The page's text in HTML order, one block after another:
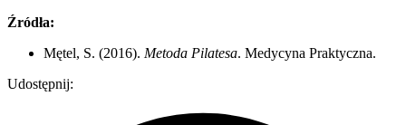
Źródła:
Mętel, S. (2016). Metoda Pilatesa. Medycyna Praktyczna.
Udostępnij: